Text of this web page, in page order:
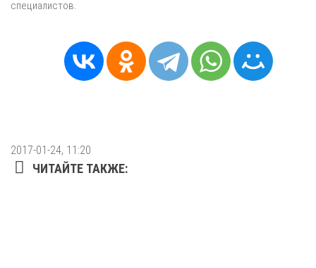
специалистов.
2017-01-24, 11:20
ЧИТАЙТЕ ТАКЖЕ: